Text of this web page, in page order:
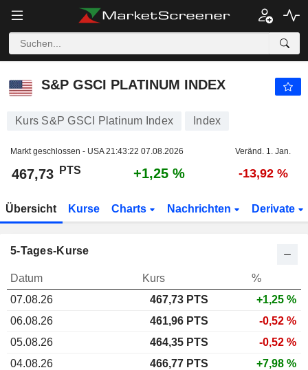
S&P GSCI PLATINUM INDEX
Kurs S&P GSCI Platinum Index Index
Markt geschlossen - USA21:43:22 07.08.2026 Veränd. 1. Jan.
467,73 PTS +1,25 % -13,92 %
Übersicht Kurse Charts Nachrichten Derivate
5-Tages-Kurse
Datum Kurs
%
07.08.26
467,73 PTS
+1,25 %
06.08.26
461,96 PTS
-0,52 %
05.08.26
464,35 PTS
-0,52 %
04.08.26
466,77 PTS
+7,98 %